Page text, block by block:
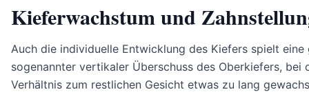
Kieferwachstum und
Auch die individuelle Entwicklung des Kiefers spielt eine
sogenannter vertikaler Überschuss des Oberkiefers, bei
Verhältnis zum restlichen Gesicht etwas zu lang